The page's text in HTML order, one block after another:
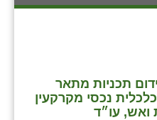
תכניות מתאר
נכסי מקרקעין
ואש, עו״ד